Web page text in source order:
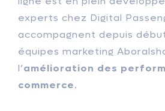
experts chez Digital
accompagnent depuis
équipes marketing
l’amélioration des
commerce.